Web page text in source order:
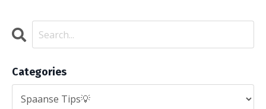
Categories